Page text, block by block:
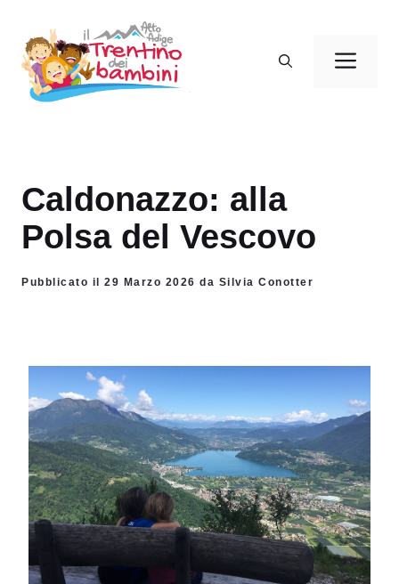
contenuto
Caldonazzo: alla
Polsa del Vescovo
Pubblicato il 29 Marzo 2026 da Silvia Conotter